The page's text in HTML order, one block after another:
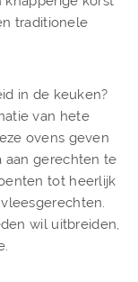
traditionele
in de keuken?
van hete
ovens geven
aan gerechten te
tot heerlijk
wil uitbreiden,